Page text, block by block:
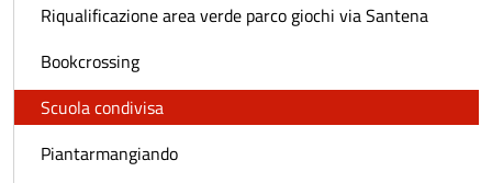
Riqualificazione area verde parco giochi via Santena
Bookcrossing
Scuola condivisa
Piantarmangiando